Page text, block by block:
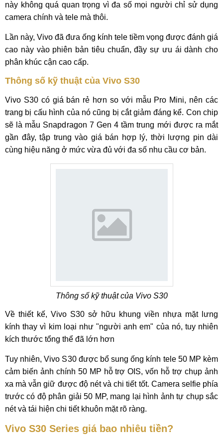
này không quá quan trọng vì đa số mọi người chỉ sử dụng
camera chính và tele mà thôi.
Lần này, Vivo đã đưa ống kính tele tiềm vọng được đánh giá
cao này vào phiên bản tiêu chuẩn, đầy sự ưu ái dành cho
phân khúc cận cao cấp.
Thông số kỹ thuật của Vivo S30
Vivo S30 có giá bán rẻ hơn so với mẫu Pro Mini, nên các
trang bị cấu hình của nó cũng bị cắt giảm đáng kể. Con chip
sẽ là mẫu Snapdragon 7 Gen 4 tầm trung mới được ra mắt
gần đây, tập trung vào giá bán hợp lý, thời lượng pin dài
cùng hiệu năng ở mức vừa đủ với đa số nhu cầu cơ bản.
Thông số kỹ thuật của Vivo S30
Về thiết kế, Vivo S30 sở hữu khung viền nhựa mặt lưng
kính thay vì kim loại như "người anh em" của nó, tuy nhiên
kích thước tổng thể đã lớn hơn
Tuy nhiên, Vivo S30 được bổ sung ống kính tele 50 MP kèm
cảm biến ảnh chính 50 MP hỗ trợ OIS, vốn hỗ trợ chụp ảnh
xa mà vẫn giữ được độ nét và chi tiết tốt. Camera selfie phía
trước có độ phân giải 50 MP, mang lại hình ảnh tự chụp sắc
nét và tái hiện chi tiết khuôn mặt rõ ràng.
Vivo S30 Series giá bao nhiêu tiền?